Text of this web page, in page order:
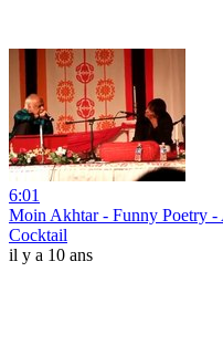
6:01
Moin Akhtar - Funny Poetry -
Cocktail
il y a 10 ans